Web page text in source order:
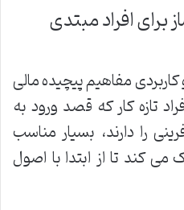
پولساز برای افراد مبتدی
کاربردی مفاهیم پیچیده مالی
تازه کار که قصد ورود به
را دارند، بسیار مناسب
کند تا از ابتدا با اصول